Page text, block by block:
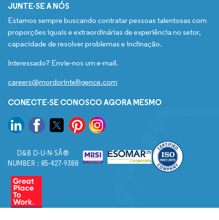
JUNTE-SE A NÓS
Estamos sempre buscando contratar pessoas talentosas com
proporções iguais e extraordinárias de experiência no setor,
capacidade de resolver problemas e inclinação.
Interessado? Envie-nos um e-mail.
careers@mordorintelligence.com
CONECTE-SE CONOSCO AGORA MESMO
D&B D-U-N-SÂ®
NUMBER : 85-427-9388